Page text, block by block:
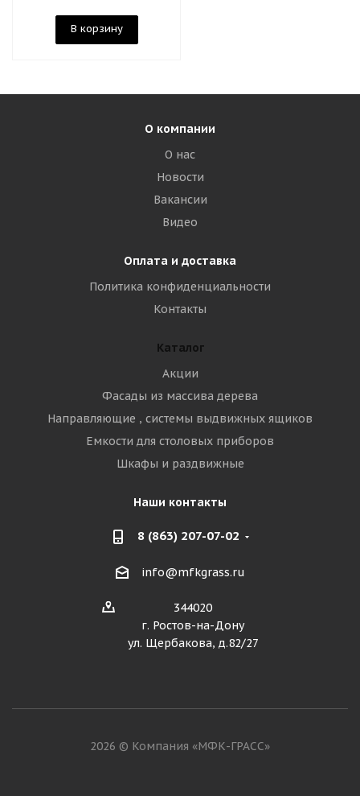
В корзину
О компании
О нас
Новости
Вакансии
Видео
Оплата и доставка
Политика конфиденциальности
Контакты
Каталог
Акции
Фасады из массива дерева
Направляющие , системы выдвижных ящиков
Емкости для столовых приборов
Шкафы и раздвижные
Наши контакты
8 (863) 207-07-02
info@mfkgrass.ru
344020
г. Ростов-на-Дону
ул. Щербакова, д.82/27
2026 © Компания «МФК-ГРАСС»